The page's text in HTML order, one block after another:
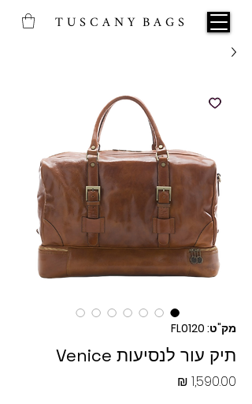
T U S C A N Y B A G S
מק"ט: FL0120
תיק עור לנסיעות Venice